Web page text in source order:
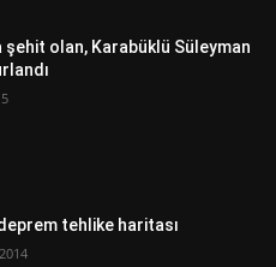
şehit olan, Karabüklü Süleyman
tehlike haritası